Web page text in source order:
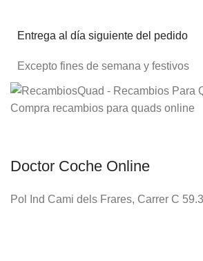
Entrega al día siguiente del pedido
Excepto fines de semana y festivos
Compra recambios para quads online
Doctor Coche Online
Pol Ind Cami dels Frares, Carrer C